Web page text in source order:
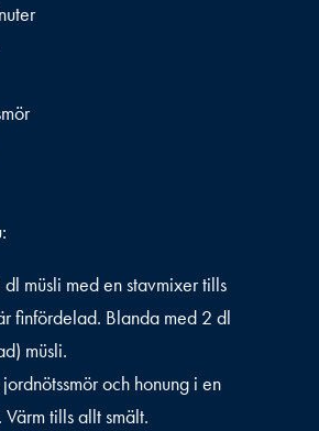
müsli med en stavmixer tills
finfördelad. Blanda med 2 dl
müsli.
och honung i en
Värm tills allt smält.